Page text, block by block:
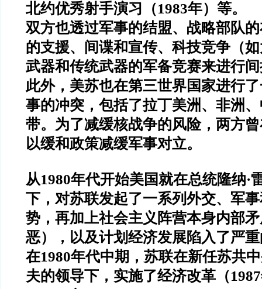
北约优秀射手演习（1983年）等。
双方也透过军事的结盟、战略部队
的支援、间谍和宣传、科技竞争（
武器和传统武器的军备竞赛来进行
此外，美苏也在第三世界国家进行
事的冲突，包括了拉丁美洲、非洲
带。为了减缓核战争的风险，两方
以缓和政策减缓军事对立。
从1980年代开始美国就在总统隆纳·
下，对苏联发起了一系列外交、军
势，再加上社会主义阵营本身内部
恶），以及计划经济发展陷入了严
在1980年代中期，苏联在新任苏共
夫的领导下，实施了经济改革（1987